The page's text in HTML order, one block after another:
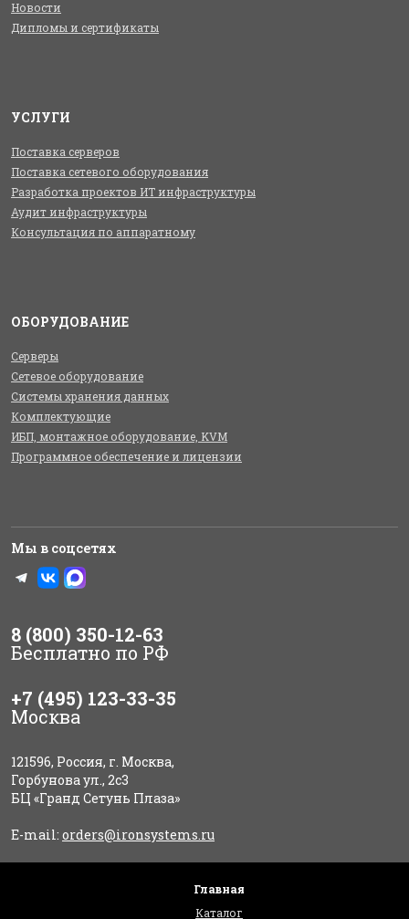
Новости
Дипломы и сертификаты
УСЛУГИ
Поставка серверов
Поставка сетевого оборудования
Разработка проектов ИТ инфраструктуры
Аудит инфраструктуры
Консультация по аппаратному
ОБОРУДОВАНИЕ
Серверы
Сетевое оборудование
Системы хранения данных
Комплектующие
ИБП, монтажное оборудование, KVM
Программное обеспечение и лицензии
Мы в соцсетях
8 (800) 350-12-63
Бесплатно по РФ
+7 (495) 123-33-35
Москва
121596, Россия, г. Москва,
Горбунова ул., 2с3
БЦ «Гранд Сетунь Плаза»
E-mail: orders@ironsystems.ru
Главная
Каталог